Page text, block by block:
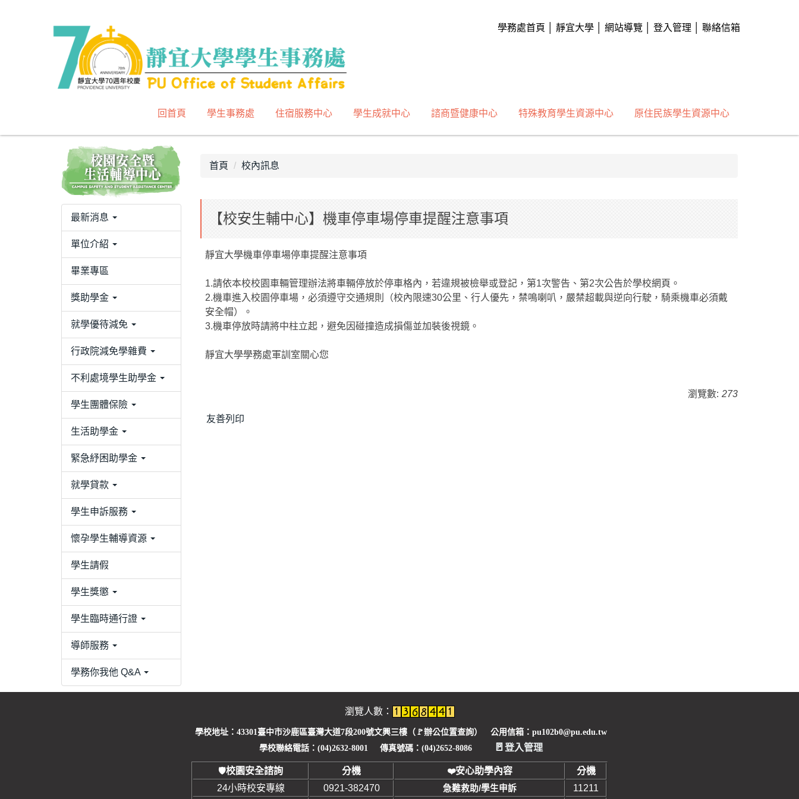
學務處首頁 靜宜大學 網站導覽 登入管理 聯絡信箱
回首頁 學生事務處 住宿服務中心 學生成就中心 諮商暨健康中心 特殊教育學生資源中心 原住民族學生資源中心
最新消息
單位介紹
畢業專區
獎助學金
就學優待減免
行政院減免學雜費
不利處境學生助學金
學生團體保險
生活助學金
緊急紓困助學金
就學貸款
學生申訴服務
懷孕學生輔導資源
學生請假
學生獎懲
學生臨時通行證
導師服務
學務你我他 Q&A
首頁 校內訊息
【校安生輔中心】機車停車場停車提醒注意事項
靜宜大學機車停車場停車提醒注意事項
1.請依本校校園車輛管理辦法將車輛停放於停車格內，若違規被檢舉或登記，第1次警告、第2次公告於學校網頁。
2.機車進入校園停車場，必須遵守交通規則（校內限速30公里、行人優先，禁鳴喇叭，嚴禁超載與逆向行駛，騎乘機車必須戴
安全帽）。
3.機車停放時請將中柱立起，避免因碰撞造成損傷並加裝後視鏡。
靜宜大學學務處軍訓室關心您
瀏覽數: 273
友善列印
瀏覽人數：
學校地址：43301臺中市沙鹿區臺灣大道7段200號文興三樓（🚩辦公位置查詢） 公用信箱：pu102b0@pu.edu.tw
學校聯絡電話：(04)2632-8001 傳真號碼：(04)2652-8086
🚪登入管理
🛡️校園安全諮詢 分機 ❤安心助學內容
分機
24小時校安專線
0921-382470 急難救助/學生申訴 11211